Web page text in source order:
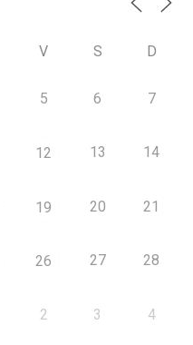
V S D
5 6 7
12 13 14
19 20 21
26 27 28
2 3 4